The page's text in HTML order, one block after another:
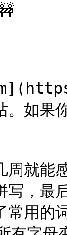
。如果
周就能
写，最
常用的